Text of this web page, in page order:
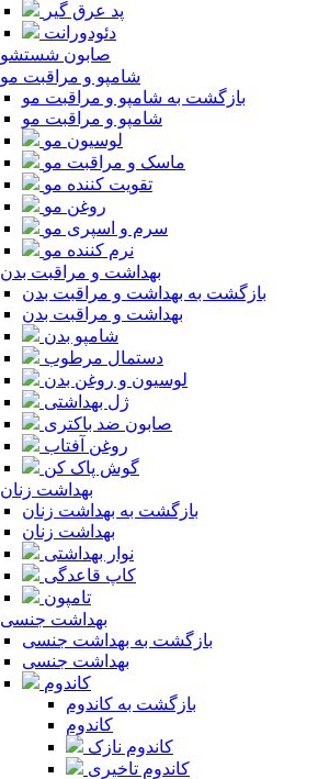
پد عرق گیر
دئودورانت
صابون شستشو
شامپو و مراقبت مو
بازگشت به شامپو و مراقبت مو
شامپو و مراقبت مو
لوسیون مو
ماسک و مراقبت مو
تقویت کننده مو
روغن مو
سرم و اسپری مو
نرم کننده مو
بهداشت و مراقبت بدن
بازگشت به بهداشت و مراقبت بدن
بهداشت و مراقبت بدن
شامپو بدن
دستمال مرطوب
لوسیون و روغن بدن
ژل بهداشتی
صابون ضد باکتری
روغن آفتاب
گوش پاک کن
بهداشت زنان
بازگشت به بهداشت زنان
بهداشت زنان
نوار بهداشتی
کاپ قاعدگی
تامپون
بهداشت جنسی
بازگشت به بهداشت جنسی
بهداشت جنسی
کاندوم
بازگشت به کاندوم
کاندوم
کاندوم نازک
کاندوم تاخیری